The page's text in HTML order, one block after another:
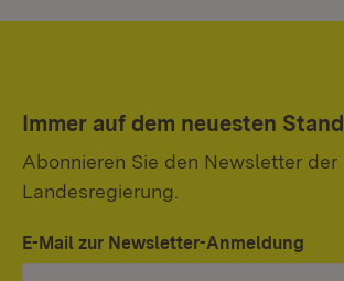
Immer auf dem neuesten Stand
Abonnieren Sie den Newsletter der
Landesregierung.
E-Mail zur Newsletter-Anmeldung